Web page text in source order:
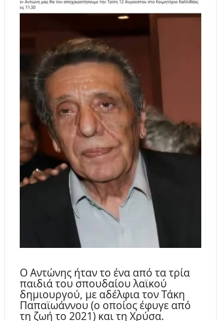
Ο Αντώνης ήταν το ένα από τα τρία
παιδιά του σπουδαίου λαϊκού
δημιουργού, με αδέλφια τον Τάκη
Παπαϊωάννου (ο οποίος έφυγε από
τη ζωή το 2021) και τη Χρύσα.